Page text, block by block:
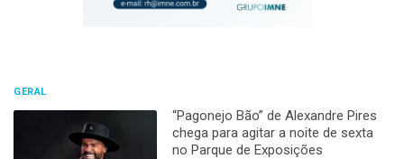
GERAL
“Pagonejo Bão” de Alexandre Pires
chega para agitar a noite de sexta
no Parque de Exposições